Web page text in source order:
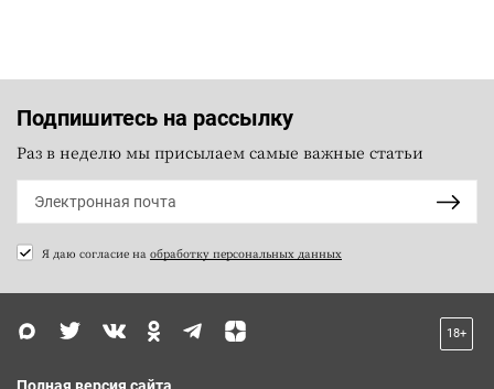
Подпишитесь на рассылку
Раз в неделю мы присылаем самые важные статьи
Я даю согласие на обработку персональных данных
18+
Полная версия сайта